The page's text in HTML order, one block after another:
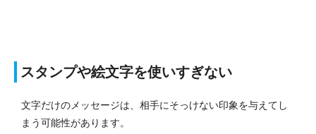
スタンプや絵文字を使いすぎない
文字だけのメッセージは、相手にそっけない印象を与えてし
まう可能性があります。